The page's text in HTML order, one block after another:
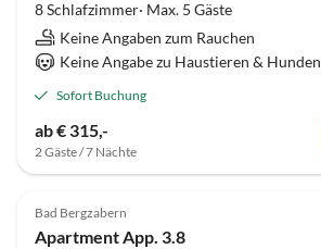
8 Schlafzimmer· Max. 5 Gäste
Keine Angaben zum Rauchen
Keine Angabe zu Haustieren & Hunden
Sofort Buchung
ab € 315,-
2 Gäste / 7 Nächte
Bad Bergzabern
Apartment App. 3.8